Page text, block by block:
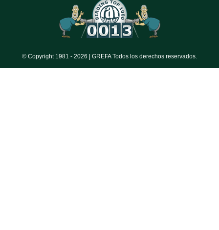
© Copyright 1981 - 2026 | GREFA Todos los derechos reservados.